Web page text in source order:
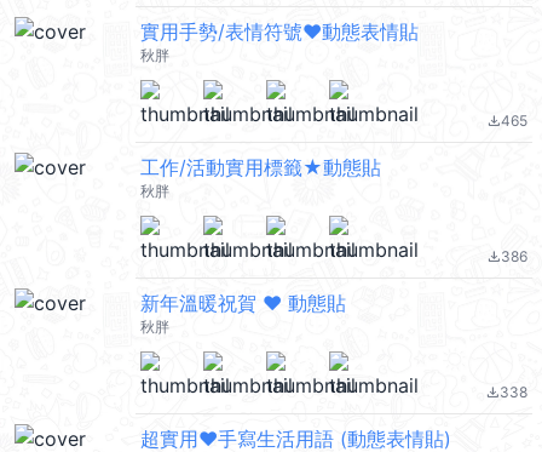
實用手勢/表情符號❤動態表情貼
秋胖
file_download465
工作/活動實用標籤★動態貼
秋胖
file_download386
新年溫暖祝賀 ❤ 動態貼
秋胖
file_download338
超實用❤手寫生活用語 (動態表情貼)